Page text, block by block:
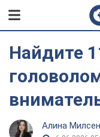
Найдите
Алина